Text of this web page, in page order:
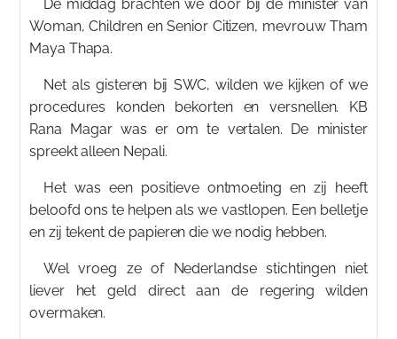
De middag brachten we door bij de minister van
Woman, Children en Senior Citizen, mevrouw Tham
Maya Thapa.
Net als gisteren bij SWC, wilden we kijken of we
procedures konden bekorten en versnellen. KB
Rana Magar was er om te vertalen. De minister
spreekt alleen Nepali.
Het was een positieve ontmoeting en zij heeft
beloofd ons te helpen als we vastlopen. Een belletje
en zij tekent de papieren die we nodig hebben.
Wel vroeg ze of Nederlandse stichtingen niet
liever het geld direct aan de regering wilden
overmaken.